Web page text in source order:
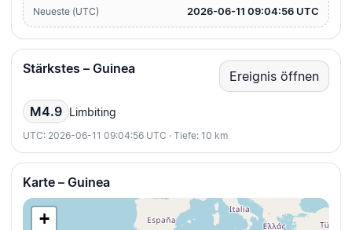
Neueste (UTC) 2026-06-11 09:04:56 UTC
Stärkstes – Guinea Ereignis öffnen
M4.9 Limbiting
UTC: 2026-06-11 09:04:56 UTC · Tiefe: 10 km
Karte – Guinea
+